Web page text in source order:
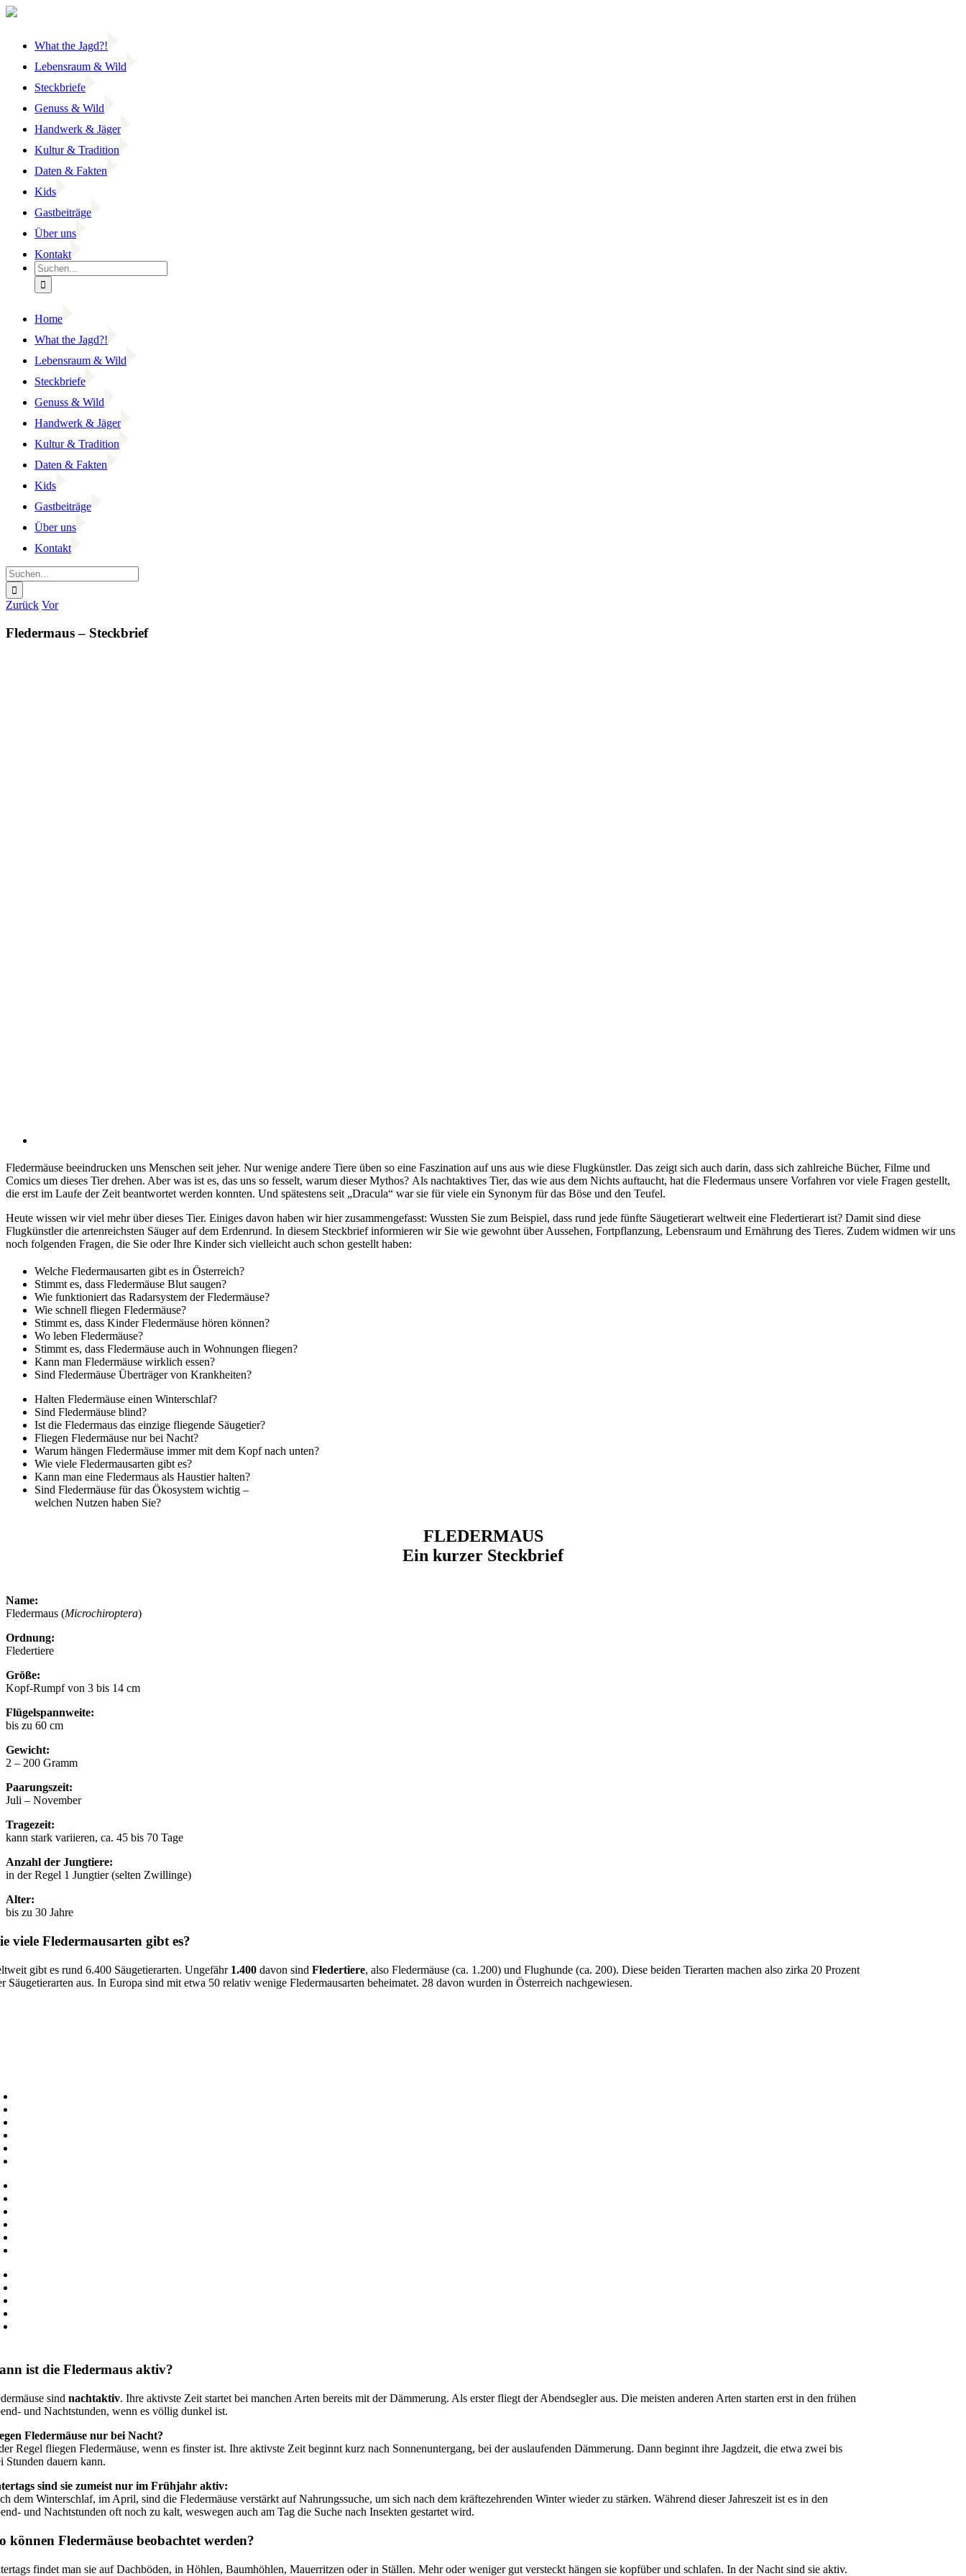
Zum
What the Jagd?!
Lebensraum & Wild
Steckbriefe
Genuss & Wild
Handwerk & Jäger
Kultur & Tradition
Daten & Fakten
Kids
Gastbeiträge
Über uns
Kontakt
Suche
nach:
Home
What the Jagd?!
Lebensraum & Wild
Steckbriefe
Genuss & Wild
Handwerk & Jäger
Kultur & Tradition
Daten & Fakten
Kids
Gastbeiträge
Über uns
Kontakt
Suche
nach:
Facebook
YouTube
Instagram
Zurück Vor
Fledermaus – Steckbrief
Fledermäuse beeindrucken uns Menschen seit jeher. Nur wenige andere Tiere üben so eine Faszination auf uns aus wie diese Flugkünstler. Das zeigt sich auch darin, dass sich zahlreiche Bücher, Filme und
Comics um dieses Tier drehen. Aber was ist es, das uns so fesselt, warum dieser Mythos? Als nachtaktives Tier, das wie aus dem Nichts auftaucht, hat die Fledermaus unsere Vorfahren vor viele Fragen gestellt,
die erst im Laufe der Zeit beantwortet werden konnten. Und spätestens seit „Dracula“ war sie für viele ein Synonym für das Böse und den Teufel.
Heute wissen wir viel mehr über dieses Tier. Einiges davon haben wir hier zusammengefasst: Wussten Sie zum Beispiel, dass rund jede fünfte Säugetierart weltweit eine Fledertierart ist? Damit sind diese
Flugkünstler die artenreichsten Säuger auf dem Erdenrund. In diesem Steckbrief informieren wir Sie wie gewohnt über Aussehen, Fortpflanzung, Lebensraum und Ernährung des Tieres. Zudem widmen wir uns
noch folgenden Fragen, die Sie oder Ihre Kinder sich vielleicht auch schon gestellt haben:
Welche Fledermausarten gibt es in Österreich?
Stimmt es, dass Fledermäuse Blut saugen?
Wie funktioniert das Radarsystem der Fledermäuse?
Wie schnell fliegen Fledermäuse?
Stimmt es, dass Kinder Fledermäuse hören können?
Wo leben Fledermäuse?
Stimmt es, dass Fledermäuse auch in Wohnungen fliegen?
Kann man Fledermäuse wirklich essen?
Sind Fledermäuse Überträger von Krankheiten?
Halten Fledermäuse einen Winterschlaf?
Sind Fledermäuse blind?
Ist die Fledermaus das einzige fliegende Säugetier?
Fliegen Fledermäuse nur bei Nacht?
Warum hängen Fledermäuse immer mit dem Kopf nach unten?
Wie viele Fledermausarten gibt es?
Kann man eine Fledermaus als Haustier halten?
Sind Fledermäuse für das Ökosystem wichtig –
welchen Nutzen haben Sie?
FLEDERMAUS
Ein kurzer Steckbrief
Name:
Fledermaus (Microchiroptera)
Ordnung:
Fledertiere
Größe:
Kopf-Rumpf von 3 bis 14 cm
Flügelspannweite:
bis zu 60 cm
Gewicht:
2 – 200 Gramm
Paarungszeit:
Juli – November
Tragezeit:
kann stark variieren, ca. 45 bis 70 Tage
Anzahl der Jungtiere:
in der Regel 1 Jungtier (selten Zwillinge)
Alter:
bis zu 30 Jahre
viele Fledermausarten gibt es?
gibt es rund 6.400 Säugetierarten. Ungefähr 1.400 davon sindFledertiere, also Fledermäuse (ca. 1.200) und Flughunde (ca. 200). Diese beiden Tierarten machen also zirka 20 Prozent
Säugetierarten aus. In Europa sind mit etwa 50 relativ wenige Fledermausarten beheimatet. 28 davon wurden in Österreich nachgewiesen.
ist die Fledermaus aktiv?
sindnachtaktiv. Ihre aktivste Zeit startet bei manchen Arten bereits mit der Dämmerung. Als erster fliegt der Abendsegler aus. Die meisten anderen Arten starten erst in den frühen
und Nachtstunden, wenn es völlig dunkel ist.
Fledermäuse nur bei Nacht?
Regel fliegen Fledermäuse, wenn es finster ist. Ihre aktivste Zeit beginnt kurz nach Sonnenuntergang, bei der auslaufenden Dämmerung. Dann beginnt ihre Jagdzeit, die etwa zwei bis
Stunden dauern kann.
sind sie zumeist nur im Frühjahr aktiv:
dem Winterschlaf, im April, sind die Fledermäuse verstärkt auf Nahrungssuche, um sich nach dem kräftezehrenden Winter wieder zu stärken. Während dieser Jahreszeit ist es in den
und Nachtstunden oft noch zu kalt, weswegen auch am Tag die Suche nach Insekten gestartet wird.
können Fledermäuse beobachtet werden?
findet man sie auf Dachböden, in Höhlen, Baumhöhlen, Mauerritzen oder in Ställen. Mehr oder weniger gut versteckt hängen sie kopfüber und schlafen. In der Nacht sind sie aktiv.